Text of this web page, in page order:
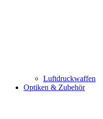
Luftdruckwaffen
Optiken & Zubehör